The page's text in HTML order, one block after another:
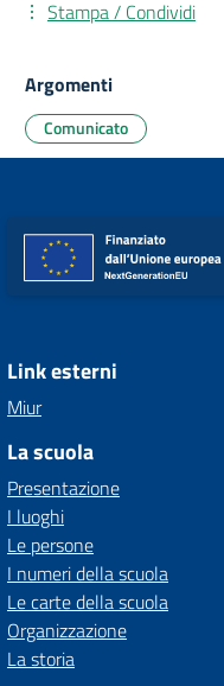
Stampa / Condividi
Argomenti
Comunicato
Link esterni
Miur
La scuola
Presentazione
I luoghi
Le persone
I numeri della scuola
Le carte della scuola
Organizzazione
La storia